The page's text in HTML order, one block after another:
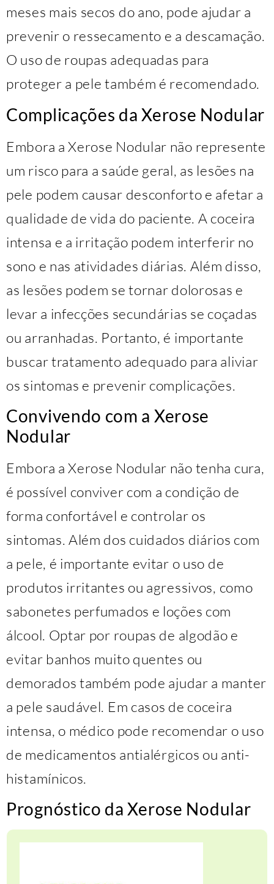
meses mais secos do ano, pode ajudar a
prevenir o ressecamento e a descamação.
O uso de roupas adequadas para
proteger a pele também é recomendado.
Complicações da Xerose Nodular
Embora a Xerose Nodular não represente
um risco para a saúde geral, as lesões na
pele podem causar desconforto e afetar a
qualidade de vida do paciente. A coceira
intensa e a irritação podem interferir no
sono e nas atividades diárias. Além disso,
as lesões podem se tornar dolorosas e
levar a infecções secundárias se coçadas
ou arranhadas. Portanto, é importante
buscar tratamento adequado para aliviar
os sintomas e prevenir complicações.
Convivendo com a Xerose
Nodular
Embora a Xerose Nodular não tenha cura,
é possível conviver com a condição de
forma confortável e controlar os
sintomas. Além dos cuidados diários com
a pele, é importante evitar o uso de
produtos irritantes ou agressivos, como
sabonetes perfumados e loções com
álcool. Optar por roupas de algodão e
evitar banhos muito quentes ou
demorados também pode ajudar a manter
a pele saudável. Em casos de coceira
intensa, o médico pode recomendar o uso
de medicamentos antialérgicos ou anti-
histamínicos.
Prognóstico da Xerose Nodular